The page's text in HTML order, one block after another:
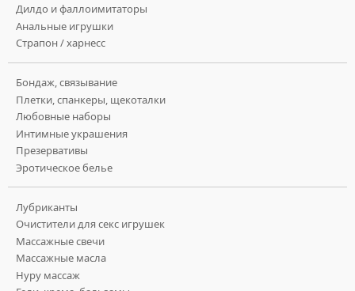
Дилдо и фаллоимитаторы
Анальные игрушки
Страпон / харнесс
Бондаж, связывание
Плетки, спанкеры, щекоталки
Любовные наборы
Интимные украшения
Презервативы
Эротическое белье
Лубриканты
Очистители для секс игрушек
Массажные свечи
Массажные масла
Нуру массаж